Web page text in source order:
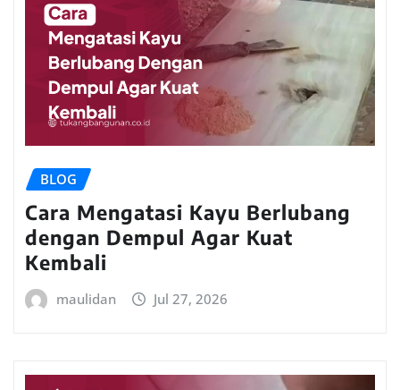
BLOG
Cara Mengatasi Kayu Berlubang
dengan Dempul Agar Kuat
Kembali
maulidan Jul 27, 2026